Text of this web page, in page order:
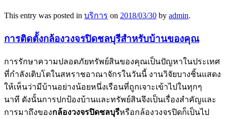
This entry was posted in บริการ on 2018/03/30 by admin.
การติดตั้งกล้องวงจรปิดชลบุรีสำหรับบ้านของคุณ
การรักษาความปลอดภัยทรัพย์สินของคุณเป็นปัญหาในประเทศ
ที่กำลังเติบโตในสหราชอาณาจักรในวันนี้ งานวิจัยบางชิ้นแสดง
ให้เห็นว่ามีบ้านอย่างน้อยหนึ่งเรือนที่ถูกเจาะเข้าไปในทุกๆ
นาที ดังนั้นการปกป้องบ้านและทรัพย์สินจึงเป็นเรื่องสำคัญและ
การมาถึงของกล้องวงจรปิดชลบุรีหรือกล้องวงจรปิดก็เป็นไป